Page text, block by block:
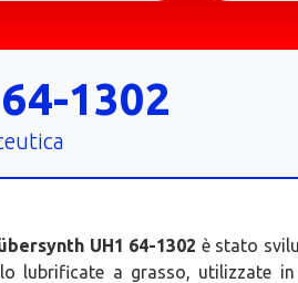
1302
UH1 64-1302 è stato
lubrificate a grasso, utilizzate